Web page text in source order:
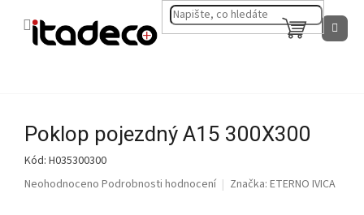
NÁKUPNÍ
KOŠÍK
Poklop pojezdný A15 300X300
Kód: H035300300
Průměrné
Neohodnoceno Podrobnosti hodnocení Značka: ETERNO IVICA